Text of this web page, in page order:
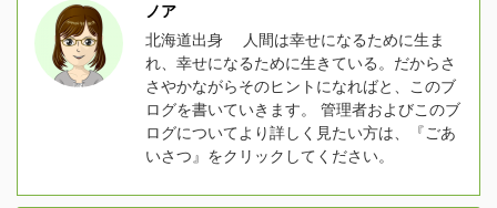
ノア
北海道出身 人間は幸せになるために生ま
れ、幸せになるために生きている。だからさ
さやかながらそのヒントになればと、このブ
ログを書いていきます。 管理者およびこのブ
ログについてより詳しく見たい方は、『ごあ
いさつ』をクリックしてください。